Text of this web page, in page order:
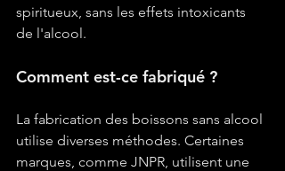
spiritueux, sans les effets intoxicants
de l'alcool.
Comment est-ce fabriqué ?
La fabrication des boissons sans alcool
utilise diverses méthodes. Certaines
marques, comme JNPR, utilisent une